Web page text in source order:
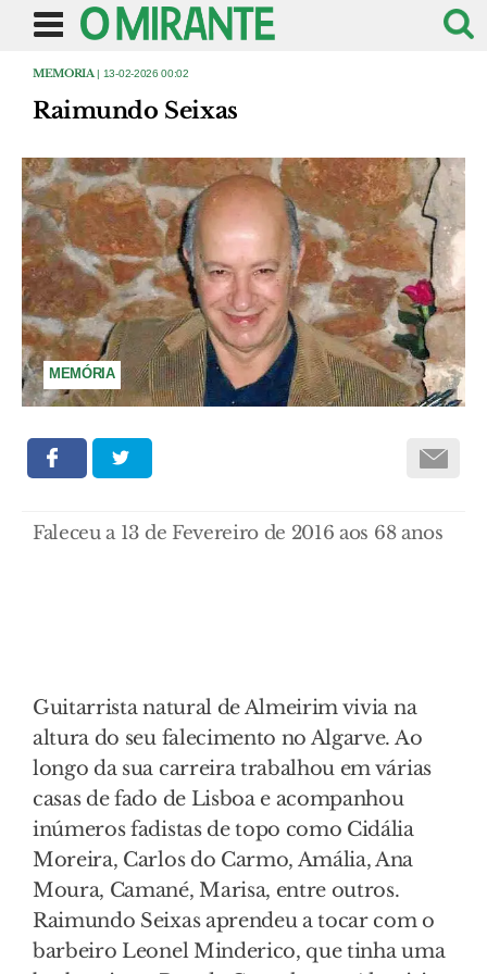
MEMORIA | 13-02-2026 00:02
Raimundo Seixas
MEMÓRIA
Faleceu a 13 de Fevereiro de 2016 aos 68 anos
Guitarrista natural de Almeirim vivia na
altura do seu falecimento no Algarve. Ao
longo da sua carreira trabalhou em várias
casas de fado de Lisboa e acompanhou
inúmeros fadistas de topo como Cidália
Moreira, Carlos do Carmo, Amália, Ana
Moura, Camané, Marisa, entre outros.
Raimundo Seixas aprendeu a tocar com o
barbeiro Leonel Minderico, que tinha uma